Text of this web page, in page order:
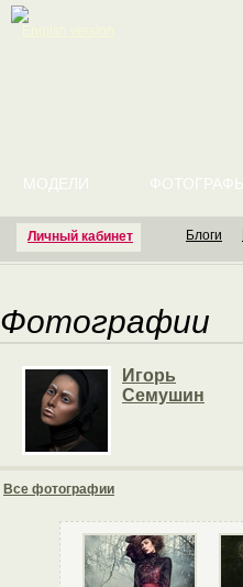
Личный кабинет
МОДЕЛИ
Блоги
Фотографии
Игорь
Семушин
Все фотографии